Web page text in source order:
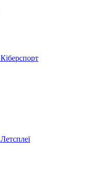
Кіберспорт
Летсплеї